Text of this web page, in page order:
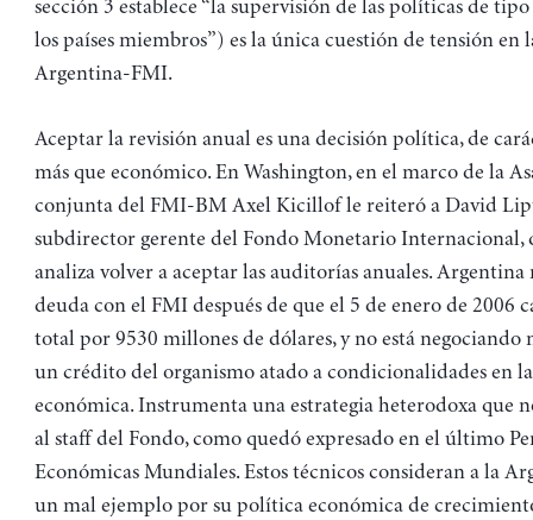
sección 3 establece “la supervisión de las políticas de
los países miembros”) es la única cuestión de tensión en
Argentina-FMI.
Aceptar la revisión anual es una decisión política, de
más que económico. En Washington, en el marco de la
conjunta del FMI-BM Axel Kicillof le reiteró a David
subdirector gerente del Fondo Monetario Internacional,
analiza volver a aceptar las auditorías anuales. Argentina
deuda con el FMI después de que el 5 de enero de 2006
total por 9530 millones de dólares, y no está negociando
un crédito del organismo atado a condicionalidades en
económica. Instrumenta una estrategia heterodoxa que
al staff del Fondo, como quedó expresado en el último
Económicas Mundiales. Estos técnicos consideran a la
un mal ejemplo por su política económica de